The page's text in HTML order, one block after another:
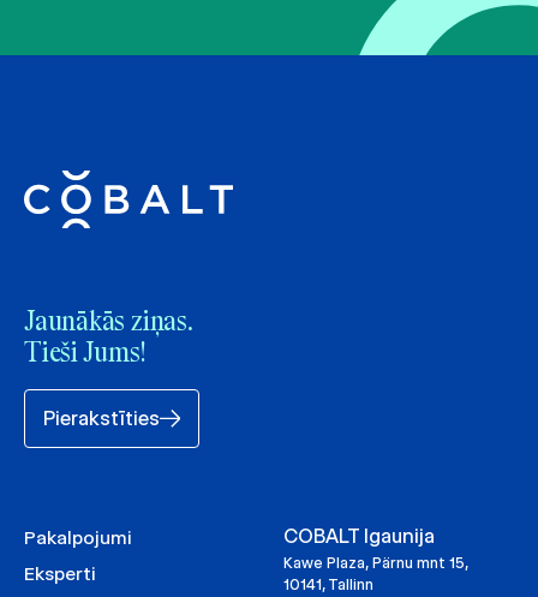
Jaunākās ziņas.
Tieši Jums!
Pierakstīties
Pakalpojumi
Eksperti
COBALT Igaunija
Kawe Plaza, Pärnu mnt 15,
10141, Tallinn